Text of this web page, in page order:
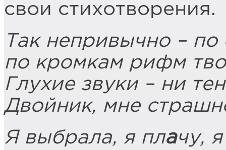
свои стихотворения.
Так непривычно – по
по кромкам рифм
Глухие звуки – ни
Двойник, мне
Я выбрала, я плачу,